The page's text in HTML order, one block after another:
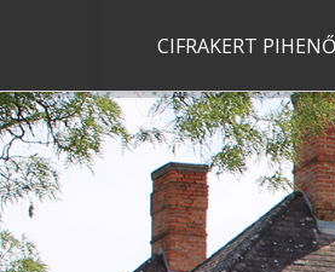
CIFRAKERT PIHENŐ